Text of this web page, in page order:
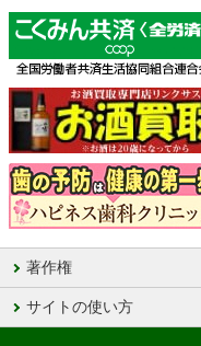
著作権
サイトの使い方